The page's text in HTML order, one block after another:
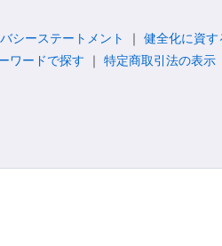
シーステートメント 健全化に資す
ワードで探す 特定商取引法の表示